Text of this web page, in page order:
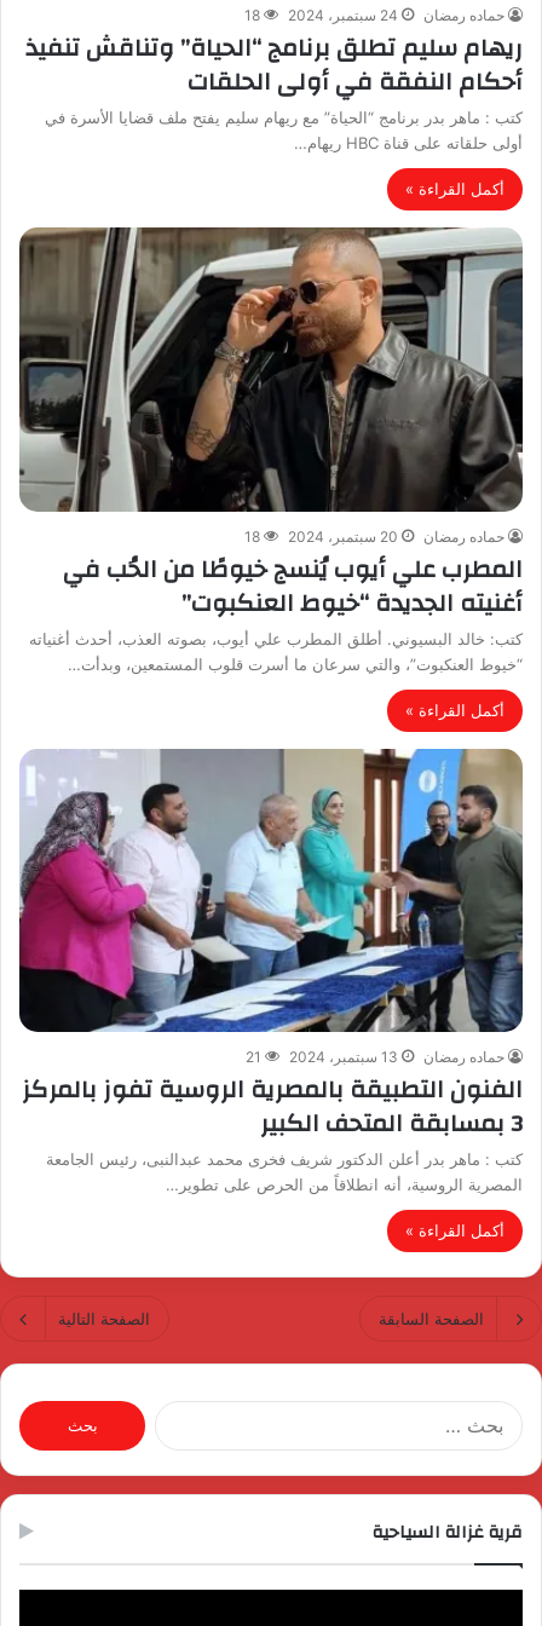
حماده رمضان 24 سبتمبر، 2024 18
ريهام سليم تطلق برنامج “الحياة” وتناقش تنفيذ
أحكام النفقة في أولى الحلقات
كتب : ماهر بدر برنامج “الحياة” مع ريهام سليم يفتح ملف قضايا الأسرة في
أولى حلقاته على قناة HBC ريهام…
أكمل القراءة »
حماده رمضان 20 سبتمبر، 2024 18
المطرب علي أيوب يُنسج خيوطًا من الحُب في
أغنيته الجديدة “خيوط العنكبوت”
كتب: خالد البسيوني. أطلق المطرب علي أيوب، بصوته العذب، أحدث أغنياته
“خيوط العنكبوت”، والتي سرعان ما أسرت قلوب المستمعين، وبدأت…
أكمل القراءة »
حماده رمضان 13 سبتمبر، 2024 21
الفنون التطبيقة بالمصرية الروسية تفوز بالمركز
3 بمسابقة المتحف الكبير
كتب : ماهر بدر أعلن الدكتور شريف فخرى محمد عبدالنبى، رئيس الجامعة
المصرية الروسية، أنه انطلاقاً من الحرص على تطوير…
أكمل القراءة »
الصفحة السابقة الصفحة التالية
البحث
عن:
قرية غزالة السياحية